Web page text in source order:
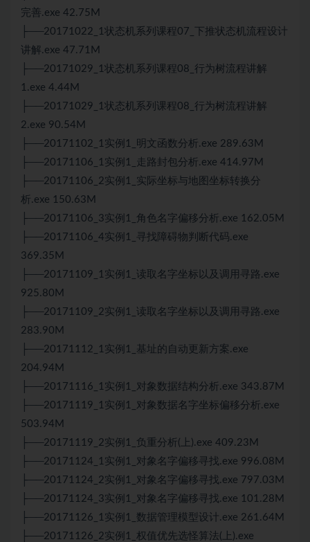
完善.exe 42.75M
├──20171022_1状态机系列课程07_下推状态机流程设计
讲解.exe 47.71M
├──20171029_1状态机系列课程08_行为树流程讲解
1.exe 4.44M
├──20171029_1状态机系列课程08_行为树流程讲解
2.exe 90.54M
├──20171102_1实例1_明文函数分析.exe 289.63M
├──20171106_1实例1_走路封包分析.exe 414.97M
├──20171106_2实例1_实际坐标与地图坐标转换分
析.exe 150.63M
├──20171106_3实例1_角色名字偏移分析.exe 162.05M
├──20171106_4实例1_寻找障碍物判断代码.exe
369.35M
├──20171109_1实例1_读取名字坐标以及调用寻路.exe
925.80M
├──20171109_2实例1_读取名字坐标以及调用寻路.exe
283.90M
├──20171112_1实例1_基址的自动更新方案.exe
204.94M
├──20171116_1实例1_对象数据结构分析.exe 343.87M
├──20171119_1实例1_对象数据名字坐标偏移分析.exe
503.94M
├──20171119_2实例1_负重分析(上).exe 409.23M
├──20171124_1实例1_对象名字偏移寻找.exe 996.08M
├──20171124_2实例1_对象名字偏移寻找.exe 797.03M
├──20171124_3实例1_对象名字偏移寻找.exe 101.28M
├──20171126_1实例1_数据管理模型设计.exe 261.64M
├──20171126_2实例1_权值优先选怪算法(上).exe